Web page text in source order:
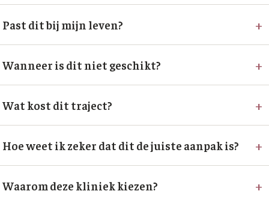
Past dit bij mijn leven? +
Wanneer is dit niet geschikt? +
Wat kost dit traject? +
Hoe weet ik zeker dat dit de juiste aanpak is? +
Waarom deze kliniek kiezen? +